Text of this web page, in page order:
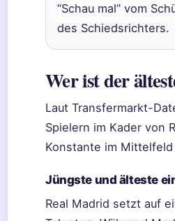
“Schau mal” vom
des Schiedsrichters.
Wer ist der
Laut Transfermarkt-
Spielern im Kader von
Konstante im
Jüngste und älteste
Real Madrid setzt auf